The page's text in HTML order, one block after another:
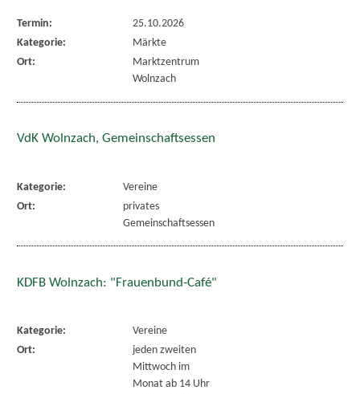
Termin:
25.10.2026
Kategorie:
Märkte
Ort:
Marktzentrum
Wolnzach
VdK Wolnzach, Gemeinschaftsessen
Kategorie:
Vereine
Ort:
privates
Gemeinschaftsessen
KDFB Wolnzach: "Frauenbund-Café"
Kategorie:
Vereine
Ort:
jeden zweiten
Mittwoch im
Monat ab 14 Uhr